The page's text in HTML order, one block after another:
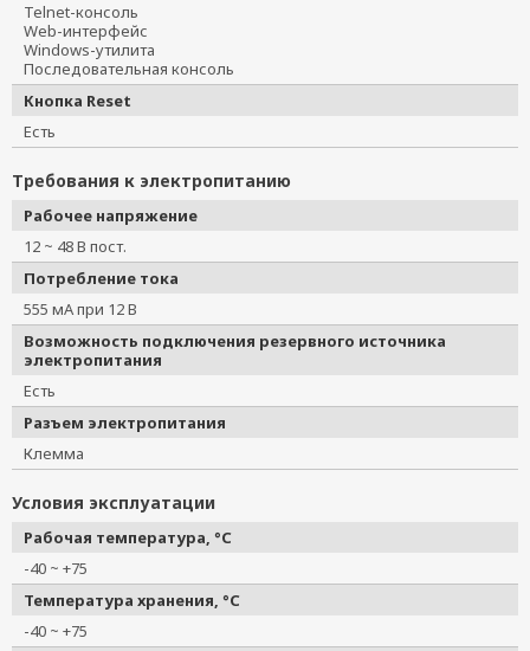
Telnet-консоль
Web-интерфейс
Windows-утилита
Последовательная консоль
Кнопка Reset
Есть
Требования к электропитанию
Рабочее напряжение
12 ~ 48 В пост.
Потребление тока
555 мА при 12 В
Возможность подключения резервного источника
электропитания
Есть
Разъем электропитания
Клемма
Условия эксплуатации
Рабочая температура, °C
-40 ~ +75
Температура хранения, °C
-40 ~ +75